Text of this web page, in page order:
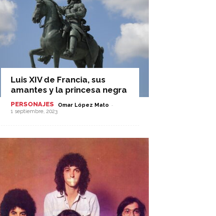
Luis XIV de Francia, sus
amantes y la princesa negra
PERSONAJES Omar López Mato -
1 septiembre, 2023